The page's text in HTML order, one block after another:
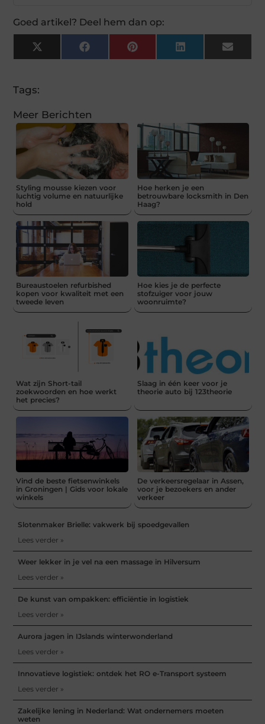
Goed artikel? Deel hem dan op:
X
(Twitter)
FacebookPinterestLinkedInEmail
Tags:
Meer Berichten
Styling mousse kiezen voor
luchtig volume en natuurlijke
hold
Hoe herken je een
betrouwbare locksmith in Den
Haag?
Bureaustoelen refurbished
kopen voor kwaliteit met een
tweede leven
Hoe kies je de perfecte
stofzuiger voor jouw
woonruimte?
Wat zijn Short-tail
zoekwoorden en hoe werkt
het precies?
Slaag in één keer voor je
theorie auto bij 123theorie
Vind de beste fietsenwinkels
in Groningen | Gids voor lokale
winkels
De verkeersregelaar in Assen,
voor je bezoekers en ander
verkeer
Slotenmaker Brielle: vakwerk bij spoedgevallen
Lees verder »
Weer lekker in je vel na een massage in Hilversum
Lees verder »
De kunst van ompakken: efficiëntie in logistiek
Lees verder »
Aurora jagen in IJslands winterwonderland
Lees verder »
Innovatieve logistiek: ontdek het RO e-Transport systeem
Lees verder »
Zakelijke lening in Nederland: Wat ondernemers moeten
weten